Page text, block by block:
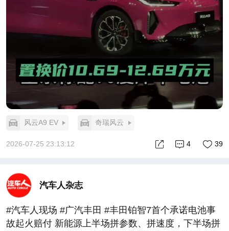
风云A9 EV 奇瑞风云
2026-07-25 23:13:12 39
4
汽车人杂志
#汽车人现场 #广汽丰田 #丰田铂智7首个承诺电池事
故起火赔付 新能源上半场拼参数、拼速度，下半场拼